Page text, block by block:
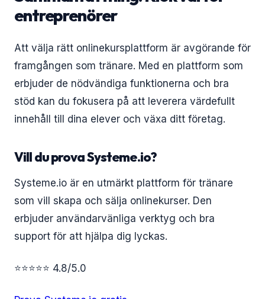
entreprenörer
Att välja rätt onlinekursplattform är avgörande för
framgången som tränare. Med en plattform som
erbjuder de nödvändiga funktionerna och bra
stöd kan du fokusera på att leverera värdefullt
innehåll till dina elever och växa ditt företag.
Vill du prova Systeme.io?
Systeme.io är en utmärkt plattform för tränare
som vill skapa och sälja onlinekurser. Den
erbjuder användarvänliga verktyg och bra
support för att hjälpa dig lyckas.
⭐⭐⭐⭐⭐ 4.8/5.0